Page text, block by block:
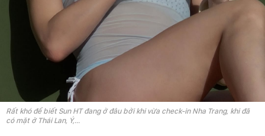
Rất khó để biết Sun HT đang ở đâu bởi khi vừa check-in Nha Trang, khi đã
có mặt ở Thái Lan, Ý,...